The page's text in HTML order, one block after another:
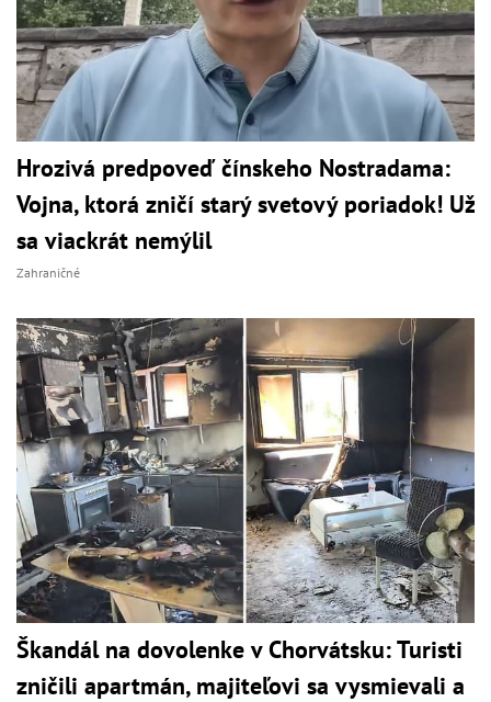
Hrozivá predpoveď čínskeho Nostradama:
Vojna, ktorá zničí starý svetový poriadok! Už
sa viackrát nemýlil
Zahraničné
Škandál na dovolenke v Chorvátsku: Turisti
zničili apartmán, majiteľovi sa vysmievali a